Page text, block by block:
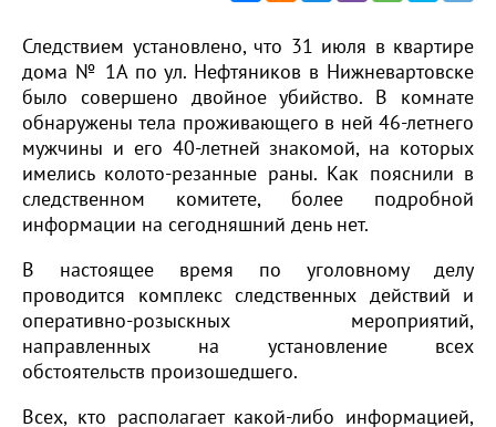
Следствием установлено, что 31 июля в квартире
дома № 1А по ул. Нефтяников в Нижневартовске
было совершено двойное убийство. В комнате
обнаружены тела проживающего в ней 46-летнего
мужчины и его 40-летней знакомой, на которых
имелись колото-резанные раны. Как пояснили в
следственном комитете, более подробной
информации на сегодняшний день нет.
В настоящее время по уголовному делу
проводится комплекс следственных действий и
оперативно-розыскных мероприятий,
направленных на установление всех
обстоятельств произошедшего.
Всех, кто располагает какой-либо информацией,